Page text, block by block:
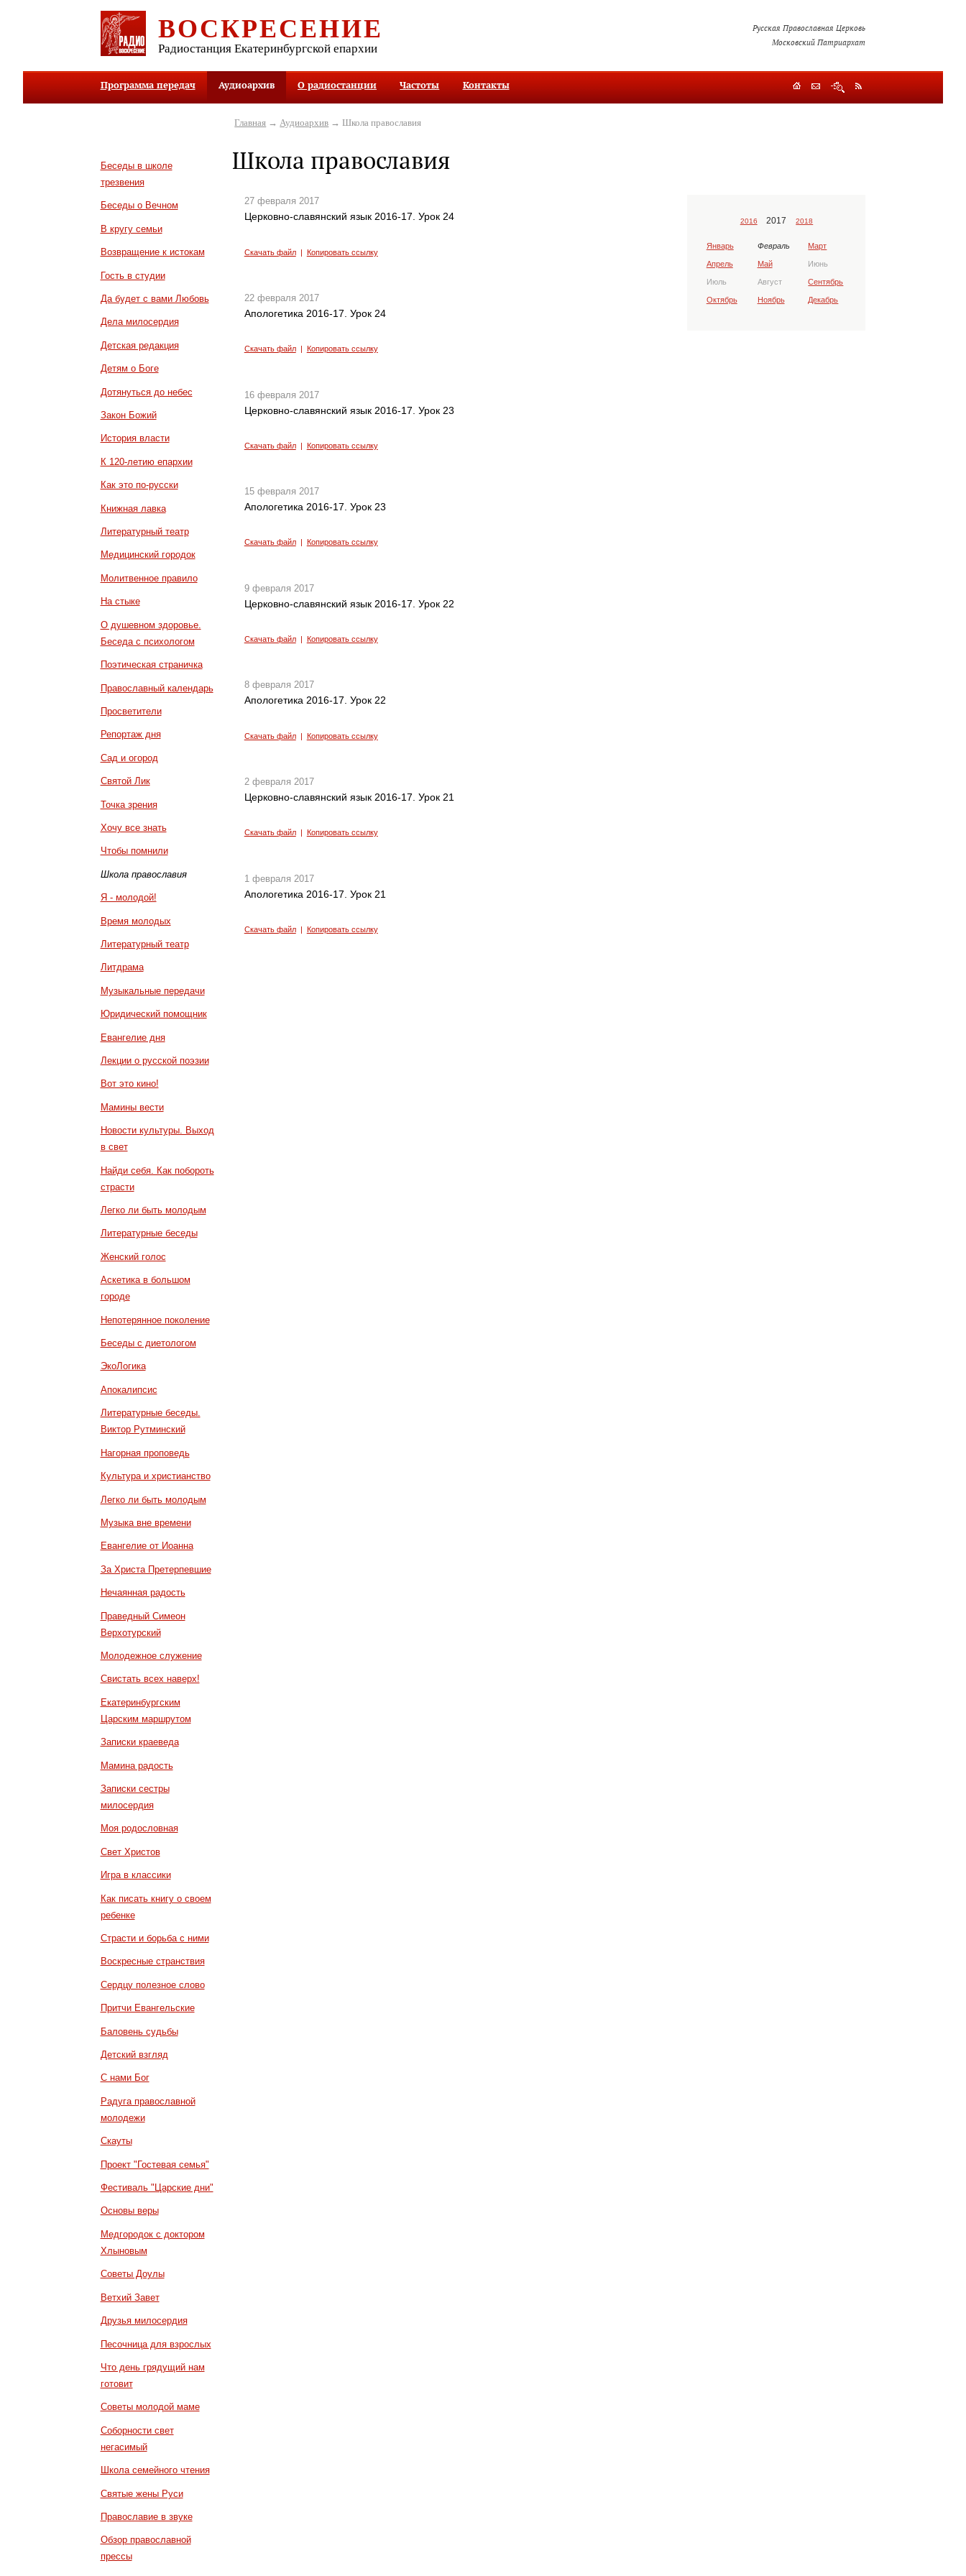
ВОСКРЕСЕНИЕ
Радиостанция Екатеринбургской епархии
Русская Православная Церковь
Московский Патриархат
Программа передач Аудиоархив О радиостанции Частоты Контакты
Беседы в школе
трезвения
Беседы о Вечном
В кругу семьи
Возвращение к истокам
Гость в студии
Да будет с вами Любовь
Дела милосердия
Детская редакция
Детям о Боге
Дотянуться до небес
Закон Божий
История власти
К 120-летию епархии
Как это по-русски
Книжная лавка
Литературный театр
Медицинский городок
Молитвенное правило
На стыке
О душевном здоровье.
Беседа с психологом
Поэтическая страничка
Православный календарь
Просветители
Репортаж дня
Сад и огород
Святой Лик
Точка зрения
Хочу все знать
Чтобы помнили
Школа православия
Я - молодой!
Время молодых
Литературный театр
Литдрама
Музыкальные передачи
Юридический помощник
Евангелие дня
Лекции о русской поэзии
Вот это кино!
Мамины вести
Новости культуры. Выход
в свет
Найди себя. Как побороть
страсти
Легко ли быть молодым
Литературные беседы
Женский голос
Аскетика в большом
городе
Непотерянное поколение
Беседы с диетологом
ЭкоЛогика
Апокалипсис
Литературные беседы.
Виктор Рутминский
Нагорная проповедь
Культура и христианство
Легко ли быть молодым
Музыка вне времени
Евангелие от Иоанна
За Христа Претерпевшие
Нечаянная радость
Праведный Симеон
Верхотурский
Молодежное служение
Свистать всех наверх!
Екатеринбургским
Царским маршрутом
Записки краеведа
Мамина радость
Записки сестры
милосердия
Моя родословная
Свет Христов
Игра в классики
Как писать книгу о своем
ребенке
Страсти и борьба с ними
Воскресные странствия
Сердцу полезное слово
Притчи Евангельские
Баловень судьбы
Детский взгляд
С нами Бог
Радуга православной
молодежи
Скауты
Проект "Гостевая семья"
Фестиваль "Царские дни"
Основы веры
Медгородок с доктором
Хлыновым
Советы Доулы
Ветхий Завет
Друзья милосердия
Песочница для взрослых
Что день грядущий нам
готовит
Советы молодой маме
Соборности свет
негасимый
Школа семейного чтения
Святые жены Руси
Православие в звуке
Обзор православной
прессы
Главная → Аудиоархив → Школа православия
Школа православия
27 февраля 2017
Церковно-славянский язык 2016-17. Урок 24
Скачать файл| Копировать ссылку
22 февраля 2017
Апологетика 2016-17. Урок 24
Скачать файл| Копировать ссылку
16 февраля 2017
Церковно-славянский язык 2016-17. Урок 23
Скачать файл| Копировать ссылку
15 февраля 2017
Апологетика 2016-17. Урок 23
Скачать файл| Копировать ссылку
9 февраля 2017
Церковно-славянский язык 2016-17. Урок 22
Скачать файл| Копировать ссылку
8 февраля 2017
Апологетика 2016-17. Урок 22
Скачать файл| Копировать ссылку
2 февраля 2017
Церковно-славянский язык 2016-17. Урок 21
Скачать файл| Копировать ссылку
1 февраля 2017
Апологетика 2016-17. Урок 21
Скачать файл| Копировать ссылку
2016 2017 2018
Январь Февраль Март
Апрель Май Июнь
Июль Август Сентябрь
Октябрь Ноябрь Декабрь